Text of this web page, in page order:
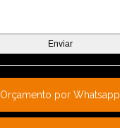
Orçamento por Whatsapp